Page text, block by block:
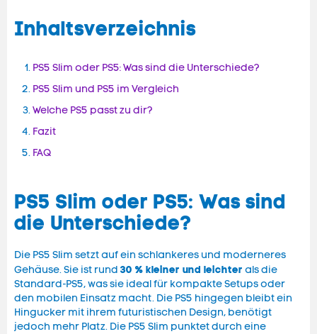
Inhaltsverzeichnis
PS5 Slim oder PS5: Was sind die Unterschiede?
PS5 Slim und PS5 im Vergleich
Welche PS5 passt zu dir?
Fazit
FAQ
PS5 Slim oder PS5: Was sind
die Unterschiede?
Die PS5 Slim setzt auf ein schlankeres und moderneres
Gehäuse. Sie ist rund 30 % kleiner und leichter als die
Standard-PS5, was sie ideal für kompakte Setups oder
den mobilen Einsatz macht. Die PS5 hingegen bleibt ein
Hingucker mit ihrem futuristischen Design, benötigt
jedoch mehr Platz. Die PS5 Slim punktet durch eine